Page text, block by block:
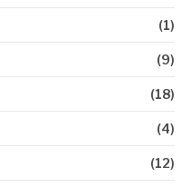
(1)
(9)
(18)
(4)
(12)